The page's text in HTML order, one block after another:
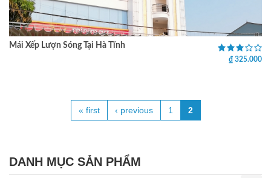
Mái Xếp Lượn Sóng Tại Hà Tĩnh
₫ 325.000
« first ‹ previous 1 2
DANH MỤC SẢN PHẨM